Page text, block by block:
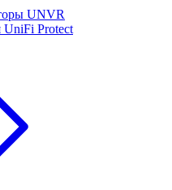
UNVR
UniFi Protect